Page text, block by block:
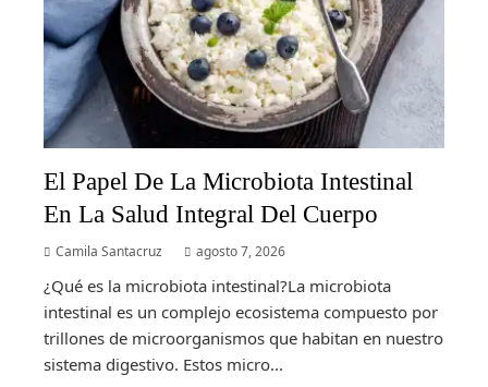
El Papel De La Microbiota Intestinal
En La Salud Integral Del Cuerpo
Camila Santacruz agosto 7, 2026
¿Qué es la microbiota intestinal?La microbiota
intestinal es un complejo ecosistema compuesto por
trillones de microorganismos que habitan en nuestro
sistema digestivo. Estos micro...